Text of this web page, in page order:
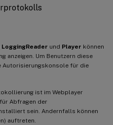
LoggingReader und Player können
anzeigen. Um Benutzern diese
Autorisierungskonsole für die
ist im Webplayer
Abfragen der
sein. Andernfalls können
auftreten.